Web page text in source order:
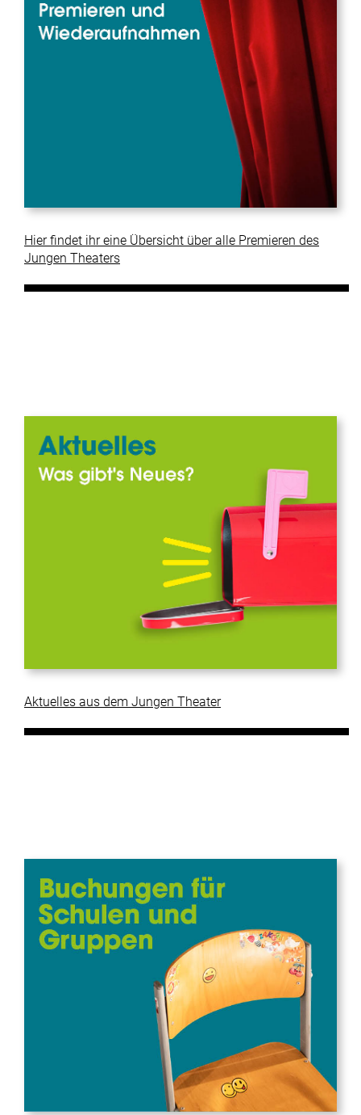
Hier findet ihr eine Übersicht über alle Premieren des
Jungen Theaters
Aktuelles aus dem Jungen Theater